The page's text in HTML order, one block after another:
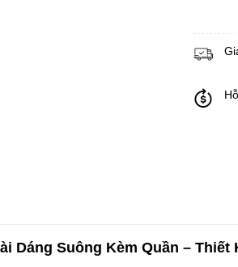
Dáng Suông Kèm Quần – Thiết